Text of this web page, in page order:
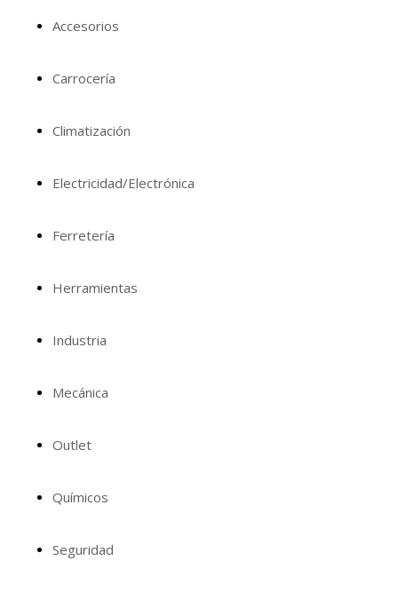
Accesorios
Carrocería
Climatización
Electricidad/Electrónica
Ferretería
Herramientas
Industria
Mecánica
Outlet
Químicos
Seguridad